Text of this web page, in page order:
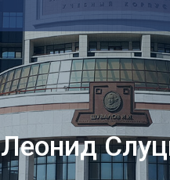
Леонид